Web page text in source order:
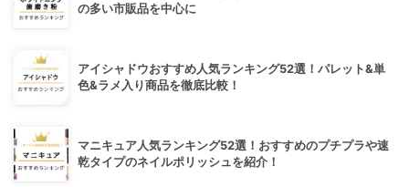
の多い市販品を中心に
アイシャドウおすすめ人気ランキング52選！パレット&単
色&ラメ入り商品を徹底比較！
マニキュア人気ランキング52選！おすすめのプチプラや速
乾タイプのネイルポリッシュを紹介！